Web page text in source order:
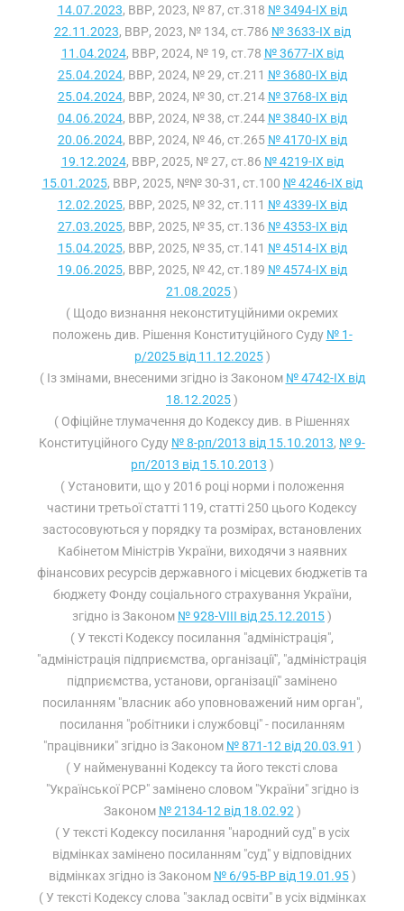
14.07.2023, ВВР, 2023, № 87, ст.318 № 3494-IX від
22.11.2023, ВВР, 2023, № 134, ст.786 № 3633-IX від
11.04.2024, ВВР, 2024, № 19, ст.78 № 3677-IX від
25.04.2024, ВВР, 2024, № 29, ст.211 № 3680-IX від
25.04.2024, ВВР, 2024, № 30, ст.214 № 3768-IX від
04.06.2024, ВВР, 2024, № 38, ст.244 № 3840-IX від
20.06.2024, ВВР, 2024, № 46, ст.265 № 4170-IX від
19.12.2024, ВВР, 2025, № 27, ст.86 № 4219-IX від
15.01.2025, ВВР, 2025, №№ 30-31, ст.100 № 4246-IX від
12.02.2025, ВВР, 2025, № 32, ст.111 № 4339-IX від
27.03.2025, ВВР, 2025, № 35, ст.136 № 4353-IX від
15.04.2025, ВВР, 2025, № 35, ст.141 № 4514-IX від
19.06.2025, ВВР, 2025, № 42, ст.189 № 4574-IX від
21.08.2025)
( Щодо визнання неконституційними окремих
положень див. Рішення Конституційного Суду № 1-
р/2025 від 11.12.2025)
( Із змінами, внесеними згідно із Законом № 4742-IX від
18.12.2025)
( Офіційне тлумачення до Кодексу див. в Рішеннях
Конституційного Суду № 8-рп/2013 від 15.10.2013, № 9-
рп/2013 від 15.10.2013 )
( Установити, що у 2016 році норми і положення
частини третьої статті 119, статті 250 цього Кодексу
застосовуються у порядку та розмірах, встановлених
Кабінетом Міністрів України, виходячи з наявних
фінансових ресурсів державного і місцевих бюджетів та
бюджету Фонду соціального страхування України,
згідно із Законом № 928-VIII від 25.12.2015)
( У тексті Кодексу посилання "адміністрація",
"адміністрація підприємства, організації", "адміністрація
підприємства, установи, організації" замінено
посиланням "власник або уповноважений ним орган",
посилання "робітники і службовці" - посиланням
"працівники" згідно із Законом № 871-12 від 20.03.91 )
( У найменуванні Кодексу та його тексті слова
"Української РСР" замінено словом "України" згідно із
Законом № 2134-12 від 18.02.92 )
( У тексті Кодексу посилання "народний суд" в усіх
відмінках замінено посиланням "суд" у відповідних
відмінках згідно із Законом № 6/95-ВР від 19.01.95)
( У тексті Кодексу слова "заклад освіти" в усіх відмінках